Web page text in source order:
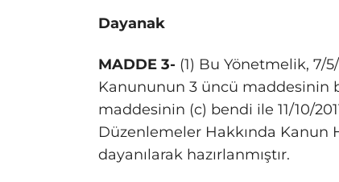
Dayanak
MADDE 3- (1) Bu Yönetmelik, 7/
Kanununun 3 üncü maddesinin
maddesinin (c) bendi ile 11/10/
Düzenlemeler Hakkında
dayanılarak hazırlanmıştır.